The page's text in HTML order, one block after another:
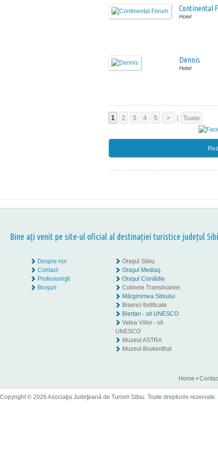
Continental
Hotel
Dennis
Hotel
1 2 3 4 5 > | Toate
Bine aţi venit pe site-ul oficial al destinației turistice județul
Despre noi
Contact
Profesionişti
Broşuri
Oraşul Sibiu
Oraşul Mediaş
Oraşul Cisnădie
Colinele Transilvaniei
Mărginimea Sibiului
Biserici fortificate
Biertan - sit UNESCO
Valea Viilor - sit
UNESCO
Muzeul ASTRA
Muzeul Brukenthal
Home •
Copyright © 2026 Asociaţia Judeţeană de Turism Sibiu. Toate drepturile rezervate.